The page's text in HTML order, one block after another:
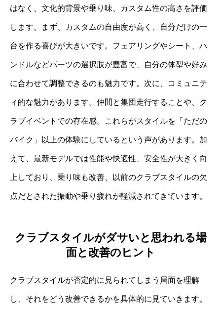
はなく、文化的背景や乗り味、カスタム性の高さを評価
します。まず、カスタムの自由度が高く、自分だけの一
台を作る喜びが大きいです。フェアリングやシート、ハ
ンドルなどパーツの選択肢が豊富で、自分の体型や好み
に合わせて調整できるのも魅力です。次に、コミュニテ
ィ的な魅力があります。仲間と集団走行することや、ク
ラブイベントでの存在感。これらがスタイルを「ただの
バイク」以上の体験にしているという声があります。加
えて、最新モデルでは性能や快適性、安全性が大きく向
上しており、乗り味も改善、以前のクラブスタイルの欠
点だとされた振動や乗り疲れが軽減されてきています。
クラブスタイルがダサいと思われる場
面と改善のヒント
クラブスタイルが否定的に見られてしまう局面を理解
し、それをどう改善できるかを具体的に見ていきます。